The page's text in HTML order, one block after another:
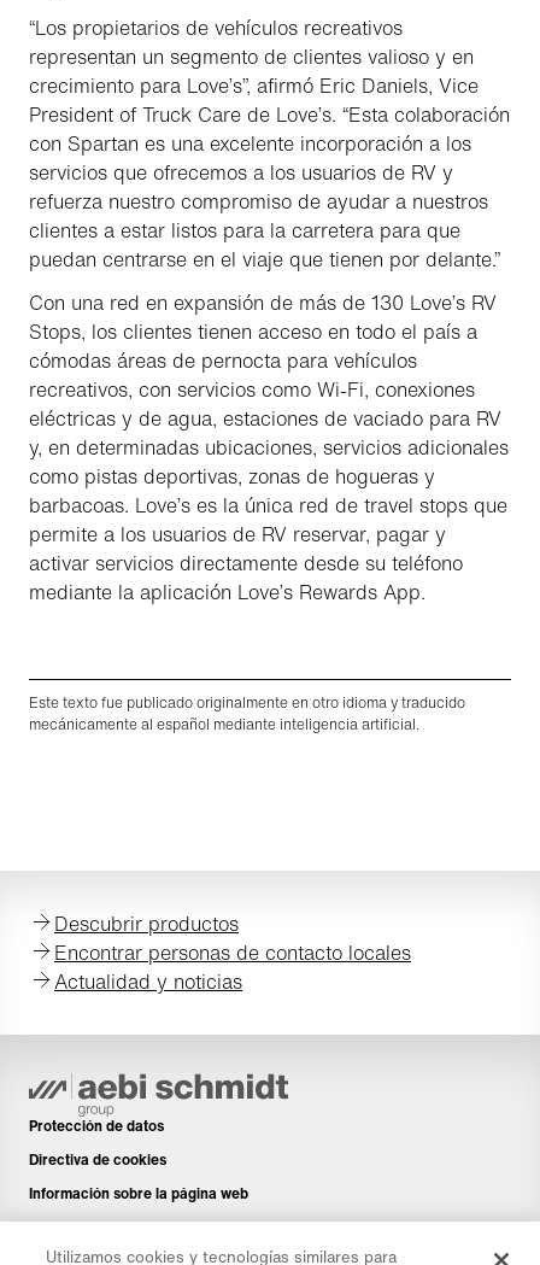
“Los propietarios de vehículos recreativos
representan un segmento de clientes valioso y en
crecimiento para Love’s”, afirmó Eric Daniels, Vice
President of Truck Care de Love’s. “Esta colaboración
con Spartan es una excelente incorporación a los
servicios que ofrecemos a los usuarios de RV y
refuerza nuestro compromiso de ayudar a nuestros
clientes a estar listos para la carretera para que
puedan centrarse en el viaje que tienen por delante.”
Con una red en expansión de más de 130 Love’s RV
Stops, los clientes tienen acceso en todo el país a
cómodas áreas de pernocta para vehículos
recreativos, con servicios como Wi-Fi, conexiones
eléctricas y de agua, estaciones de vaciado para RV
y, en determinadas ubicaciones, servicios adicionales
como pistas deportivas, zonas de hogueras y
barbacoas. Love’s es la única red de travel stops que
permite a los usuarios de RV reservar, pagar y
activar servicios directamente desde su teléfono
mediante la aplicación Love’s Rewards App.
Este texto fue publicado originalmente en otro idioma y traducido
mecánicamente al español mediante inteligencia artificial.
Descubrir productos
Encontrar personas de contacto locales
Actualidad y noticias
Protección de datos
Directiva de cookies
Información sobre la página web
Aviso legal
Boletín de noticias
Utilizamos cookies y tecnologías similares para